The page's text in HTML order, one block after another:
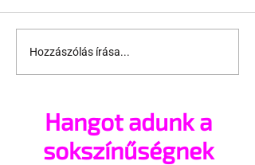
A mellrákszűrésről
senki sem beszél a
után - pedig kellene
Hozzászólás írása...
Hangot adunk a
sokszínűségnek